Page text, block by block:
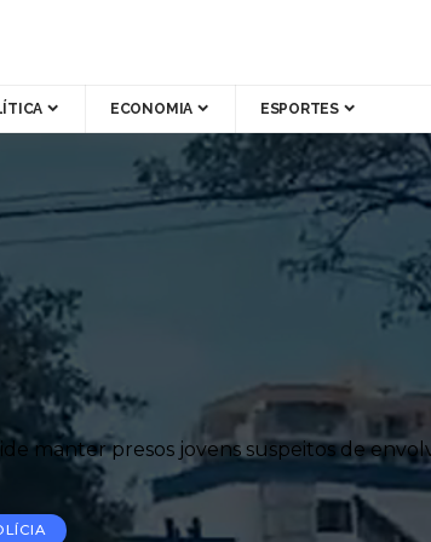
ECONOMIA ESPORTES
manter presos jovens suspeitos de